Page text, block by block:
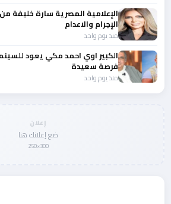
الإعلامية المصرية سارة خليفة
الإجرام والاعدام
منذ يوم واحد
الكبير اوي احمد مكي يعود
فرصة سعيدة
منذ يوم واحد
إعلان
ضع إعلانك هنا
300×250